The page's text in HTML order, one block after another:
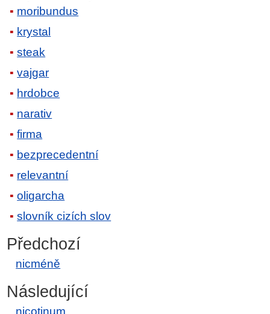
moribundus
krystal
steak
vajgar
hrdobce
narativ
firma
bezprecedentní
relevantní
oligarcha
slovník cizích slov
Předchozí
nicméně
Následující